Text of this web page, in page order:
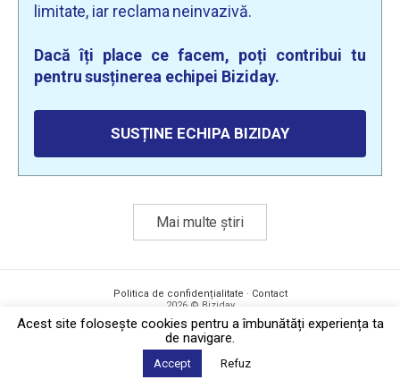
limitate, iar reclama neinvazivă.
Dacă îți place ce facem, poți contribui tu
pentru susținerea echipei Biziday.
SUSȚINE ECHIPA BIZIDAY
Mai multe știri
Politica de confidențialitate · Contact
2026 © Biziday
Acest site foloseşte cookies pentru a îmbunătăți experiența ta
de navigare.
Accept Refuz